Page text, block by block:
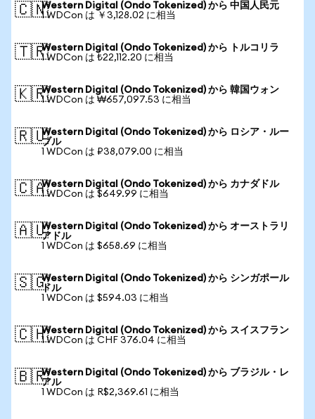
🇨🇳Western Digital (Ondo Tokenized) から 中国人民元
1 WDCon は ￥3,128.02 に相当
🇹🇷Western Digital (Ondo Tokenized) から トルコリラ
1 WDCon は ₺22,112.20 に相当
🇰🇷Western Digital (Ondo Tokenized) から 韓国ウォン
1 WDCon は ₩657,097.53 に相当
🇷🇺Western Digital (Ondo Tokenized) から ロシア・ルー
ブル
1 WDCon は ₽38,079.00 に相当
🇨🇦Western Digital (Ondo Tokenized) から カナダドル
1 WDCon は $649.99 に相当
🇦🇺Western Digital (Ondo Tokenized) から オーストラリ
アドル
1 WDCon は $658.69 に相当
🇸🇬Western Digital (Ondo Tokenized) から シンガポール
ドル
1 WDCon は $594.03 に相当
🇨🇭Western Digital (Ondo Tokenized) から スイスフラン
1 WDCon は CHF 376.04 に相当
🇧🇷Western Digital (Ondo Tokenized) から ブラジル・レ
アル
1 WDCon は R$2,369.61 に相当